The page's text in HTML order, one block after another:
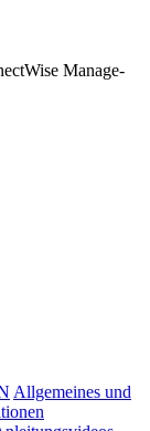
Manage-
Allgemeines und